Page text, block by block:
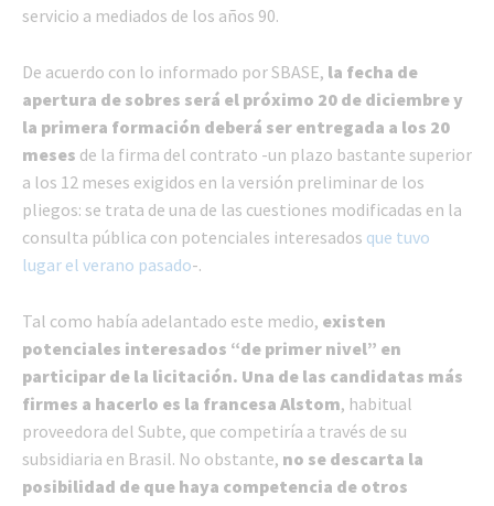
servicio a mediados de los años 90.
De acuerdo con lo informado por SBASE, la fecha de
apertura de sobres será el próximo 20 de diciembre y
la primera formación deberá ser entregada a los 20
meses de la firma del contrato -un plazo bastante superior
a los 12 meses exigidos en la versión preliminar de los
pliegos: se trata de una de las cuestiones modificadas en la
consulta pública con potenciales interesados que tuvo
lugar el verano pasado-.
Tal como había adelantado este medio, existen
potenciales interesados “de primer nivel” en
participar de la licitación. Una de las candidatas más
firmes a hacerlo es la francesa Alstom, habitual
proveedora del Subte, que competiría a través de su
subsidiaria en Brasil. No obstante, no se descarta la
posibilidad de que haya competencia de otros